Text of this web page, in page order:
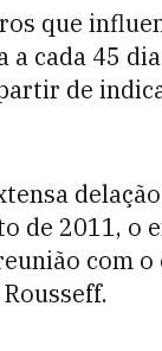
que
a cada 45
de
de 2011, o
com